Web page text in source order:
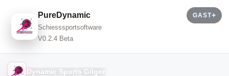
PureDynamic
Schiesssportsoftware
V0.2.4 Beta
GAST
Dynamic Sports Gilgen